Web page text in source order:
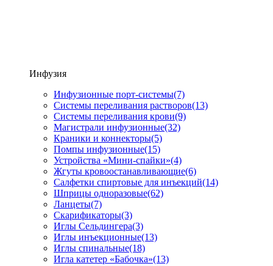
Инфузия
Инфузионные порт-системы(7)
Системы переливания растворов(13)
Системы переливания крови(9)
Магистрали инфузионные(32)
Краники и коннекторы(5)
Помпы инфузионные(15)
Устройства «Мини-спайки»(4)
Жгуты кровоостанавливающие(6)
Салфетки спиртовые для инъекций(14)
Шприцы одноразовые(62)
Ланцеты(7)
Скарификаторы(3)
Иглы Сельдингера(3)
Иглы инъекционные(13)
Иглы спинальные(18)
Игла катетер «Бабочка»(13)